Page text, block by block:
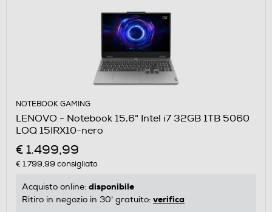
NOTEBOOK GAMING
LENOVO - Notebook 15,6" Intel i7 32GB 1TB 5060
LOQ 15IRX10-nero
€ 1.499,99
€ 1.799,99 consigliato
Acquisto online: disponibile
Ritiro in negozio in 30' gratuito: verifica